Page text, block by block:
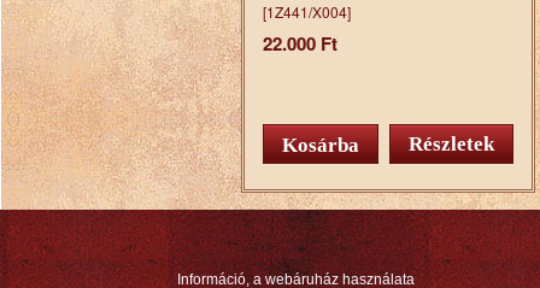
[1Z441/X004]
22.000 Ft
Részletek
Információ, a webáruház használata